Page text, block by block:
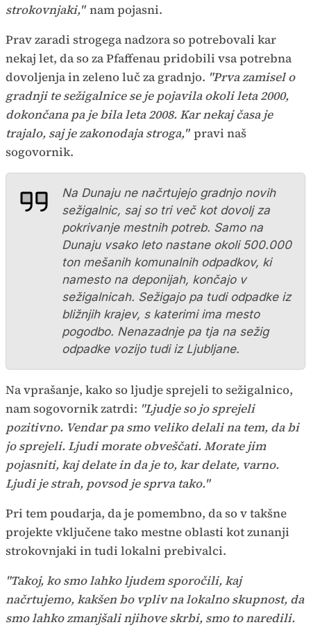
strokovnjaki," nam pojasni.
Prav zaradi strogega nadzora so potrebovali kar
nekaj let, da so za Pfaffenau pridobili vsa potrebna
dovoljenja in zeleno luč za gradnjo. "Prva zamisel o
gradnji te sežigalnice se je pojavila okoli leta 2000,
dokončana pa je bila leta 2008. Kar nekaj časa je
trajalo, saj je zakonodaja stroga," pravi naš
sogovornik.
Na Dunaju ne načrtujejo gradnjo novih
sežigalnic, saj so tri več kot dovolj za
pokrivanje mestnih potreb. Samo na
Dunaju vsako leto nastane okoli 500.000
ton mešanih komunalnih odpadkov, ki
namesto na deponijah, končajo v
sežigalnicah. Sežigajo pa tudi odpadke iz
bližnjih krajev, s katerimi ima mesto
pogodbo. Nenazadnje pa tja na sežig
odpadke vozijo tudi iz Ljubljane.
Na vprašanje, kako so ljudje sprejeli to sežigalnico,
nam sogovornik zatrdi: "Ljudje so jo sprejeli
pozitivno. Vendar pa smo veliko delali na tem, da bi
jo sprejeli. Ljudi morate obveščati. Morate jim
pojasniti, kaj delate in da je to, kar delate, varno.
Ljudi je strah, povsod je sprva tako."
Pri tem poudarja, da je pomembno, da so v takšne
projekte vključene tako mestne oblasti kot zunanji
strokovnjaki in tudi lokalni prebivalci.
"Takoj, ko smo lahko ljudem sporočili, kaj
načrtujemo, kakšen bo vpliv na lokalno skupnost, da
smo lahko zmanjšali njihove skrbi, smo to naredili.